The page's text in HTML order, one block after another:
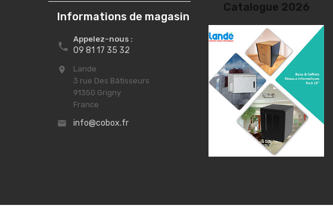
Informations de magasin

Appelez-nous :
09 81 17 35 32

Lande
3 rue Des Bâtisseurs
91350 Grigny
France
 info@cobox.fr